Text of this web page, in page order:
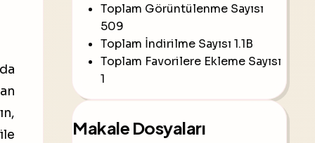
Toplam Görüntülenme Sayısı
509
Toplam İndirilme Sayısı 1.1B
Toplam Favorilere Ekleme Sayısı
1
Makale Dosyaları